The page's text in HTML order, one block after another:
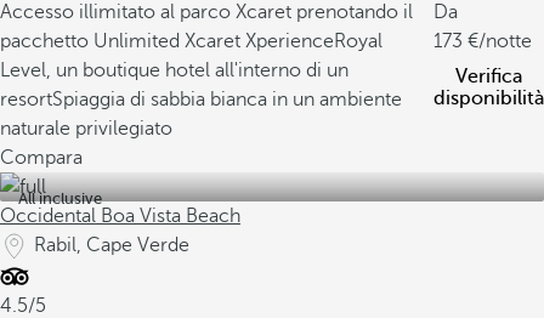
Accesso illimitato al parco Xcaret prenotando il
pacchetto Unlimited Xcaret XperienceRoyal
Level, un boutique hotel all'interno di un
resortSpiaggia di sabbia bianca in un ambiente
naturale privilegiato
Da
173
/notte
Verifica
disponibilità
Compara
All inclusive
Occidental Boa Vista Beach
Rabil, Cape Verde
4.5/5